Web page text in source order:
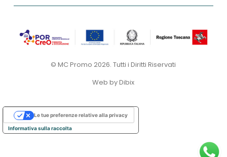
© MC Promo 2026. Tutti i Diritti Riservati
Web byDibix
Informativa sulla raccolta
Le tue preferenze relative alla privacy